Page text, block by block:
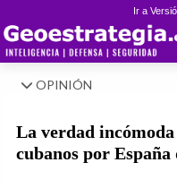
Ir a
OPINIÓN
La verdad
cubanos por